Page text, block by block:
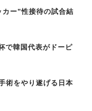
ー”性接待の試合結
で韓国代表がドーピ
術をやり遂げる日本